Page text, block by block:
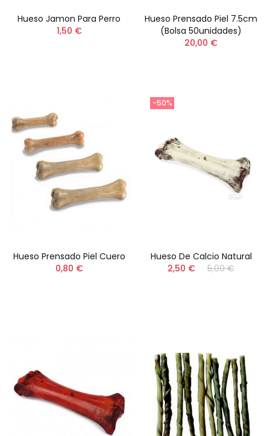
Hueso Jamon Para Perro
1,50 €
Hueso Prensado Piel 7.5cm
(Bolsa 50unidades)
20,00 €
Hueso Prensado Piel Cuero
0,80 €
-50%
Hueso De Calcio Natural
2,50 €
5,00 €